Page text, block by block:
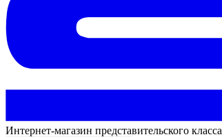
Интернет-магазин представительского класса